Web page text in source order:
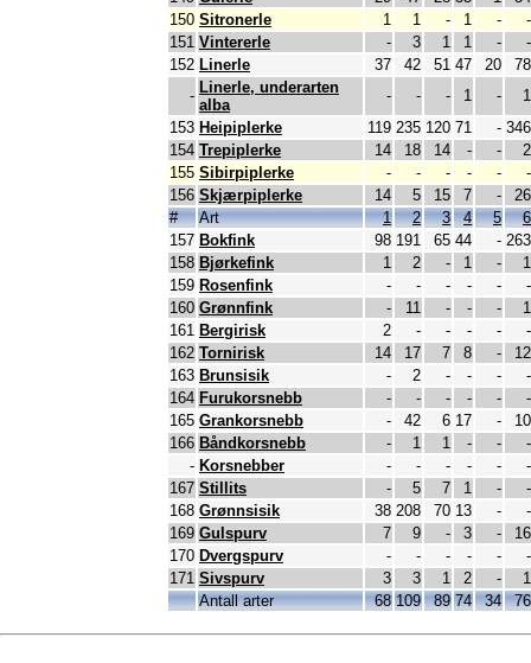
150 Sitronerle 1 1 - 1 -
-
151 Vintererle - 3 1 1 -
-
152 Linerle 37 42 51 47 20
78
- Linerle, underarten
alba
- - - 1 -
1
153 Heipiplerke 119 235 120 71 - 346
154 Trepiplerke 14 18 14 - -
2
155 Sibirpiplerke - - - - -
-
156 Skjærpiplerke 14 5 15 7 -
26
#
Art 1 2 3 4 5
6
157 Bokfink 98 191 65 44 - 263
158 Bjørkefink 1 2 - 1 -
1
159 Rosenfink - - - - -
-
160 Grønnfink - 11 - - -
1
161 Bergirisk 2 - - - -
-
162 Tornirisk 14 17 7 8 -
12
163 Brunsisik - 2 - - -
-
164 Furukorsnebb - - - - -
-
165 Grankorsnebb - 42 6 17 -
10
166 Båndkorsnebb - 1 1 - -
-
- Korsnebber - - - - -
-
167 Stillits - 5 7 1 -
-
168 Grønnsisik 38 208 70 13 -
-
169 Gulspurv 7 9 - 3 -
16
170 Dvergspurv - - - - -
-
171 Sivspurv 3 3 1 2 -
1
Antall arter
68 109 89 74 34 76